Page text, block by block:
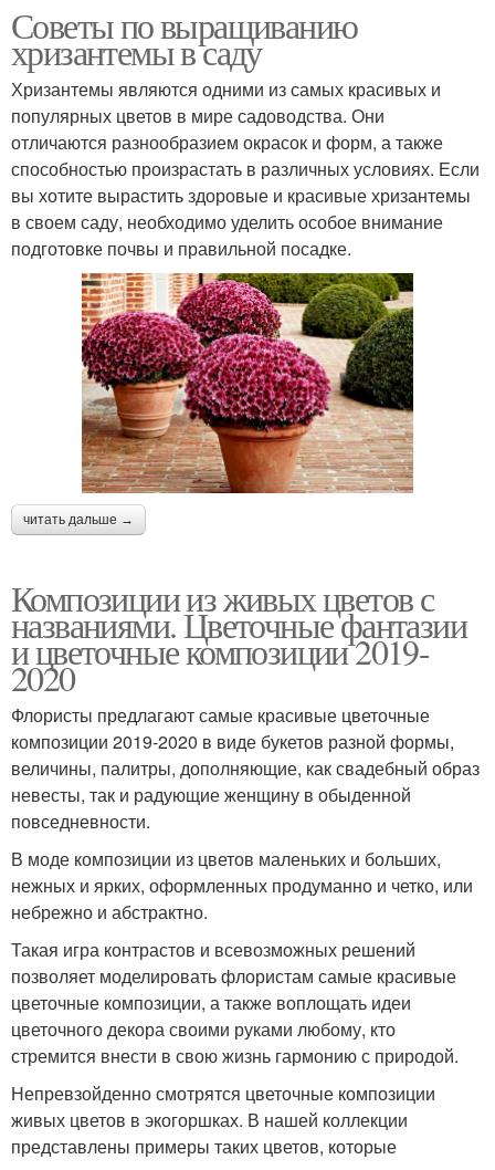
Советы по выращиванию
хризантемы в саду
Хризантемы являются одними из самых красивых и
популярных цветов в мире садоводства. Они
отличаются разнообразием окрасок и форм, а также
способностью произрастать в различных условиях. Если
вы хотите вырастить здоровые и красивые хризантемы
в своем саду, необходимо уделить особое внимание
подготовке почвы и правильной посадке.
читать дальше →
Композиции из живых цветов с
названиями. Цветочные фантазии
и цветочные композиции 2019-
2020
Флористы предлагают самые красивые цветочные
композиции 2019-2020 в виде букетов разной формы,
величины, палитры, дополняющие, как свадебный образ
невесты, так и радующие женщину в обыденной
повседневности.
В моде композиции из цветов маленьких и больших,
нежных и ярких, оформленных продуманно и четко, или
небрежно и абстрактно.
Такая игра контрастов и всевозможных решений
позволяет моделировать флористам самые красивые
цветочные композиции, а также воплощать идеи
цветочного декора своими руками любому, кто
стремится внести в свою жизнь гармонию с природой.
Непревзойденно смотрятся цветочные композиции
живых цветов в экогоршках. В нашей коллекции
представлены примеры таких цветов, которые